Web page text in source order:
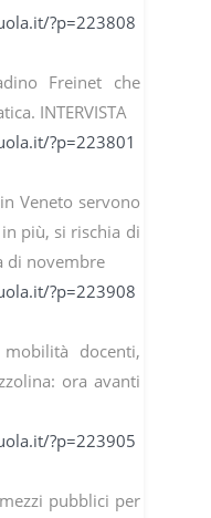
?p=223808
Freinet che
INTERVISTA
?p=223801
Veneto servono
più, si rischia di
di novembre
?p=223908
docenti,
ora avanti
?p=223905
pubblici per